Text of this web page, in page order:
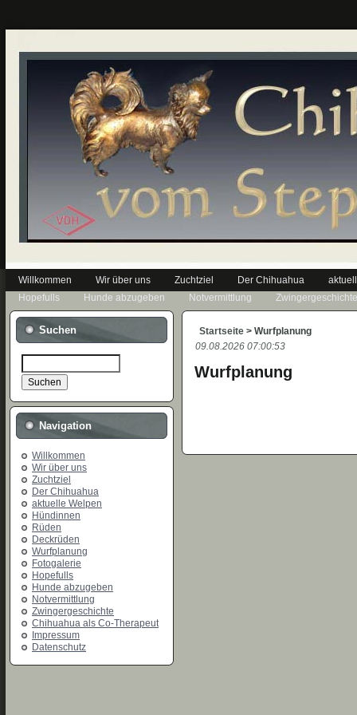
Willkommen Wir über uns Zuchtziel Der Chihuahua
Hopefulls
Hunde abzugeben Notvermittlung Zwingergeschichte
Suchen
Navigation
Willkommen
Wir über uns
Zuchtziel
Der Chihuahua
aktuelle Welpen
Hündinnen
Rüden
Deckrüden
Wurfplanung
Fotogalerie
Hopefulls
Hunde abzugeben
Notvermittlung
Zwingergeschichte
Chihuahua als Co-Therapeut
Impressum
Datenschutz
Startseite > Wurfplanung
09.08.2026 07:00:53
Wurfplanung